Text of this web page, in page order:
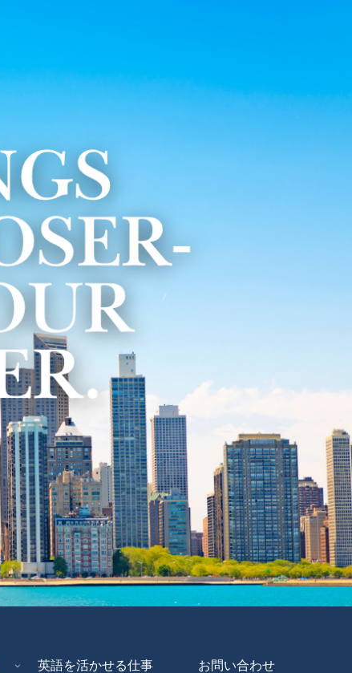
英語を活かせる仕事 お問い合わせ